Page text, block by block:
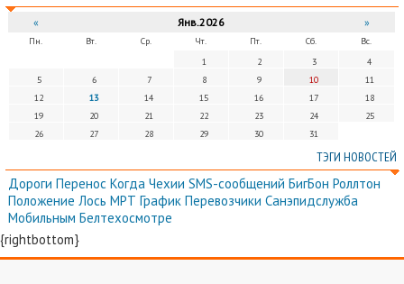
« Янв.2026 »
Пн. Вт. Ср. Чт. Пт. Сб.
Вс.
1
2 3
4
5
6 7 8 9 10
11
12
13 14 15 16 17
18
19
20 21 22 23 24
25
26
27 28 29 30 31
ТЭГИ НОВОСТЕЙ
Дороги Перенос Когда Чехии SMS-сообщений БигБон Роллтон
Положение Лось МРТ График Перевозчики Санэпидслужба
Мобильным Белтехосмотре
{rightbottom}